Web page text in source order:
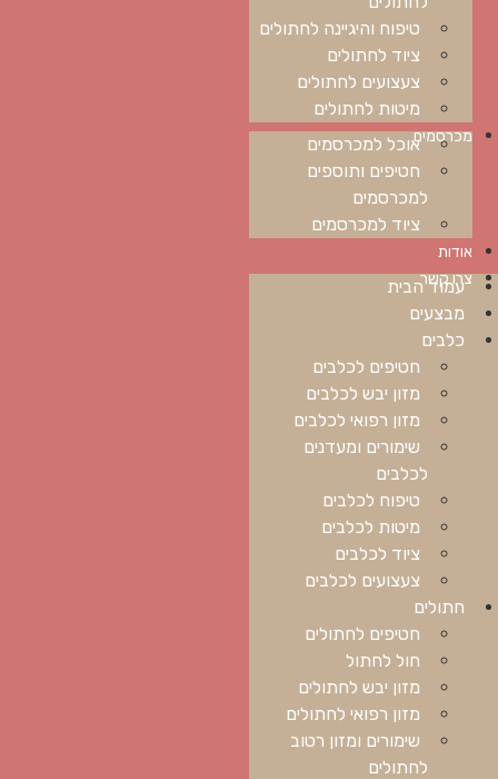
טיפוח והיגיינה לחתולים
ציוד לחתולים
צעצועים לחתולים
מיטות לחתולים
מכרסמיםאוכל למכרסמים
חטיפים ותוספים
למכרסמים
ציוד למכרסמים
אודות
צרו קשר
עמוד הבית
מבצעים
כלבים
חטיפים לכלבים
מזון יבש לכלבים
מזון רפואי לכלבים
שימורים ומעדנים
לכלבים
טיפוח לכלבים
מיטות לכלבים
ציוד לכלבים
צעצועים לכלבים
חתולים
חטיפים לחתולים
חול לחתול
מזון יבש לחתולים
מזון רפואי לחתולים
שימורים ומזון רטוב
לחתולים